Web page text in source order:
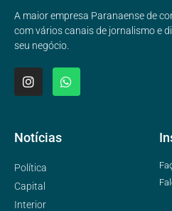
A maior empresa Paranaense de
com vários canais de jornalismo e
seu negócio.
Notícias
Política
Capital
Interior